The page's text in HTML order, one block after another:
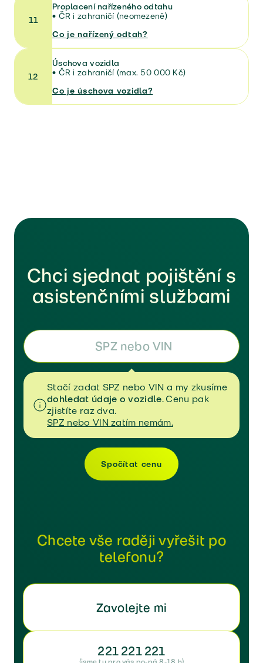
11
Proplacení nařízeného odtahu
• ČR i zahraničí (neomezeně)
Co je nařízený odtah?
12
Úschova vozidla
• ČR i zahraničí (max. 50 000 Kč)
Co je úschova vozidla?
Chci sjednat pojištění s
asistenčními službami
Stačí zadat SPZ nebo VIN a my zkusíme
dohledat údaje o vozidle. Cenu pak
zjistíte raz dva.
SPZ nebo VIN zatím nemám.
Spočítat cenu
Chcete vše raději vyřešit po
telefonu?
Zavolejte mi
221 221 221